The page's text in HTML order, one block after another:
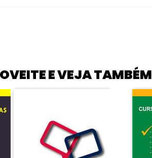
E VEJA TAMBÉM